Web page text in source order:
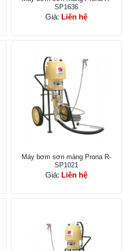
SP1636
Giá: Liên hệ
Máy bơm sơn màng Prona R-
SP1021
Giá: Liên hệ